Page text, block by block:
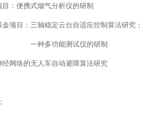
：便携式烟气分析仪的研制
项目：三轴稳定云台自适应控制算法研究；
一种多功能测试仪的研制
网络的无人车自动避障算法研究